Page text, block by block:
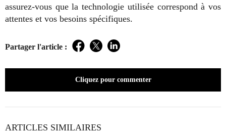
assurez-vous que la technologie utilisée correspond à vos
attentes et vos besoins spécifiques.
Partager l'article : Facebook
TwitterLinkedIn
Cliquez pour commenter
ARTICLES SIMILAIRES